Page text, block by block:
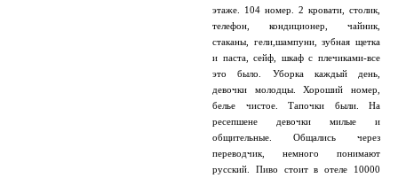
этаже. 104 номер. 2 кровати, столик,
телефон, кондиционер, чайник,
стаканы, гели,шампуни, зубная щетка
и паста, сейф, шкаф с плечиками-все
это было. Уборка каждый день,
девочки молодцы. Хороший номер,
белье чистое. Тапочки были. На
ресепшене девочки милые и
общительные. Общались через
переводчик, немного понимают
русский. Пиво стоит в отеле 10000